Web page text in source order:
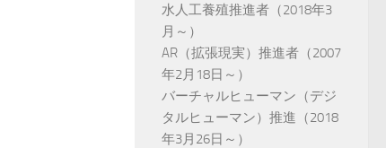
水人工養殖推進者（2018年3
月～）
AR（拡張現実）推進者（2007
年2月18日～）
バーチャルヒューマン（デジ
タルヒューマン）推進（2018
年3月26日～）